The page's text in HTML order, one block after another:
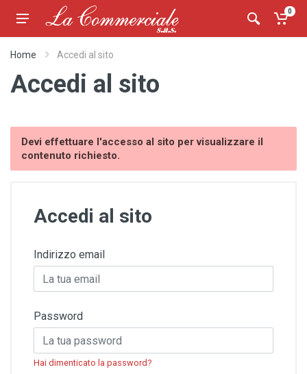
0
Home Accedi al sito
Accedi al sito
Devi effettuare l'accesso al sito per visualizzare il
contenuto richiesto.
Accedi al sito
Indirizzo email
Password
Hai dimenticato la password?